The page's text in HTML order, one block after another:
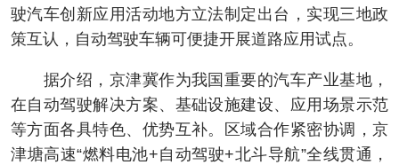
驶汽车创新应用活动地方立法制定出台，实现三地政
策互认，自动驾驶车辆可便捷开展道路应用试点。
据介绍，京津冀作为我国重要的汽车产业基地，
在自动驾驶解决方案、基础设施建设、应用场景示范
等方面各具特色、优势互补。区域合作紧密协调，京
津塘高速“燃料电池+自动驾驶+北斗导航”全线贯通，